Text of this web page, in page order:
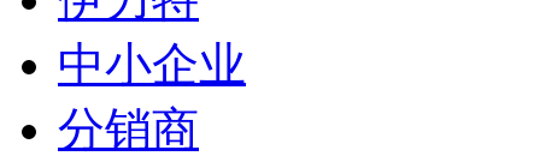
中小企业
分销商